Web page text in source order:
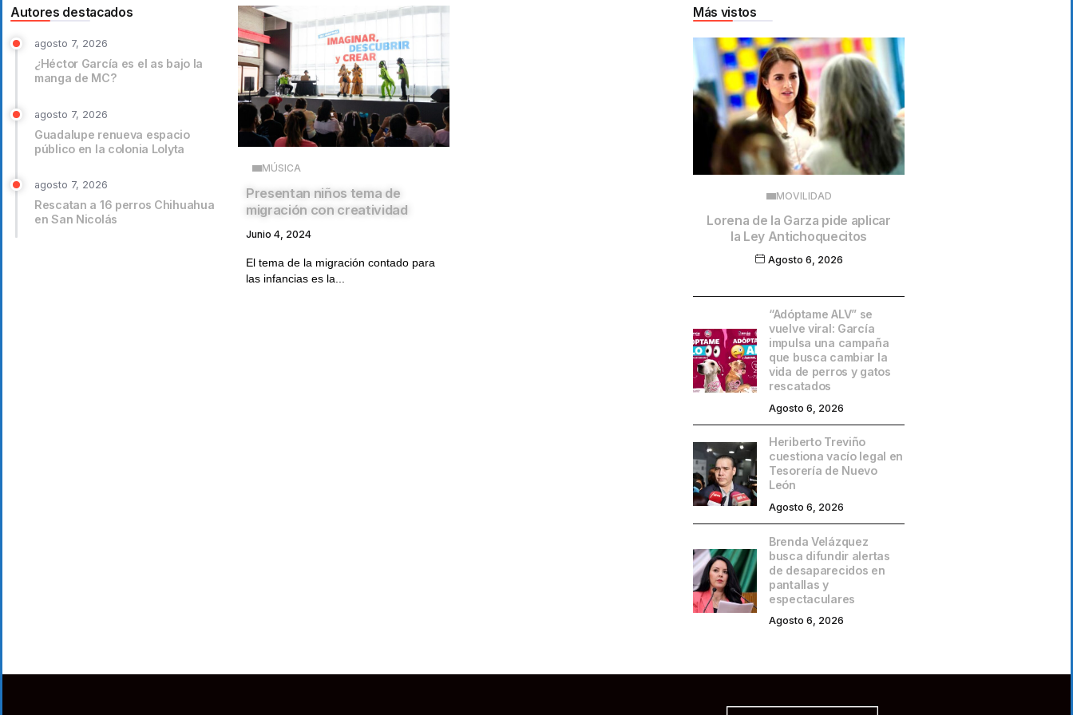
Autores destacados
agosto 7, 2026
¿Héctor García es el as bajo la
manga de MC?
agosto 7, 2026
Guadalupe renueva espacio
público en la colonia Lolyta
agosto 7, 2026
Rescatan a 16 perros Chihuahua
en San Nicolás
MÚSICA
Presentan niños tema de
migración con creatividad
Junio 4, 2024
El tema de la migración contado para
las infancias es la...
Más vistos
MOVILIDAD
Lorena de la Garza pide aplicar
la Ley Antichoquecitos
Agosto 6, 2026
“Adóptame ALV” se
vuelve viral: García
impulsa una campaña
que busca cambiar la
vida de perros y gatos
rescatados
Agosto 6, 2026
Heriberto Treviño
cuestiona vacío legal en
Tesorería de Nuevo
León
Agosto 6, 2026
Brenda Velázquez
busca difundir alertas
de desaparecidos en
pantallas y
espectaculares
Agosto 6, 2026